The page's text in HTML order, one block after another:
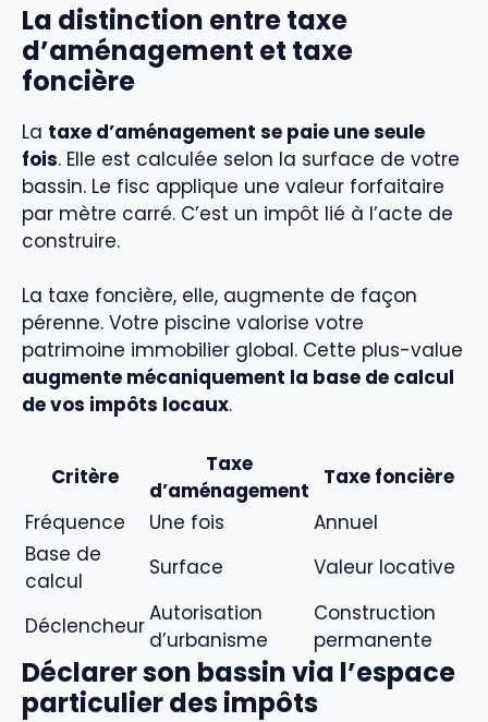
La distinction entre taxe
d’aménagement et taxe
foncière
La taxe d’aménagement se paie une seule
fois. Elle est calculée selon la surface de votre
bassin. Le fisc applique une valeur forfaitaire
par mètre carré. C’est un impôt lié à l’acte de
construire.
La taxe foncière, elle, augmente de façon
pérenne. Votre piscine valorise votre
patrimoine immobilier global. Cette plus-value
augmente mécaniquement la base de calcul
de vos impôts locaux.
Critère
Taxe
d’aménagement
Taxe foncière
Fréquence
Une fois
Annuel
Base de
calcul
Surface Valeur locative
DéclencheurAutorisation
d’urbanisme
Construction
permanente
Déclarer son bassin via l’espace
particulier des impôts